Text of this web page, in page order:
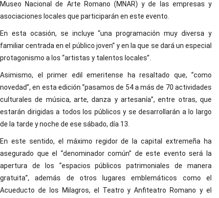
Museo Nacional de Arte Romano (MNAR) y de las empresas y
asociaciones locales que participarán en este evento.
En esta ocasión, se incluye “una programación muy diversa y
familiar centrada en el público joven” y en la que se dará un especial
protagonismo a los “artistas y talentos locales”.
Asimismo, el primer edil emeritense ha resaltado que, “como
novedad”, en esta edición “pasamos de 54 a más de 70 actividades
culturales de música, arte, danza y artesanía”, entre otras, que
estarán dirigidas a todos los públicos y se desarrollarán a lo largo
de la tarde y noche de ese sábado, día 13.
En este sentido, el máximo regidor de la capital extremeña ha
asegurado que el “denominador común” de este evento será la
apertura de los “espacios públicos patrimoniales de manera
gratuita”, además de otros lugares emblemáticos como el
Acueducto de los Milagros, el Teatro y Anfiteatro Romano y el